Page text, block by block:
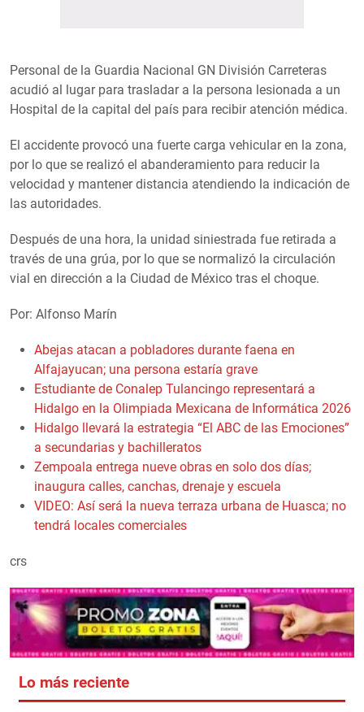
Personal de la Guardia Nacional GN División Carreteras
acudió al lugar para trasladar a la persona lesionada a un
Hospital de la capital del país para recibir atención médica.
El accidente provocó una fuerte carga vehicular en la zona,
por lo que se realizó el abanderamiento para reducir la
velocidad y mantener distancia atendiendo la indicación de
las autoridades.
Después de una hora, la unidad siniestrada fue retirada a
través de una grúa, por lo que se normalizó la circulación
vial en dirección a la Ciudad de México tras el choque.
Por: Alfonso Marín
Abejas atacan a pobladores durante faena en
Alfajayucan; una persona estaría grave
Estudiante de Conalep Tulancingo representará a
Hidalgo en la Olimpiada Mexicana de Informática 2026
Hidalgo llevará la estrategia “El ABC de las Emociones”
a secundarias y bachilleratos
Zempoala entrega nueve obras en solo dos días;
inaugura calles, canchas, drenaje y escuela
VIDEO: Así será la nueva terraza urbana de Huasca; no
tendrá locales comerciales
crs
Lo más reciente